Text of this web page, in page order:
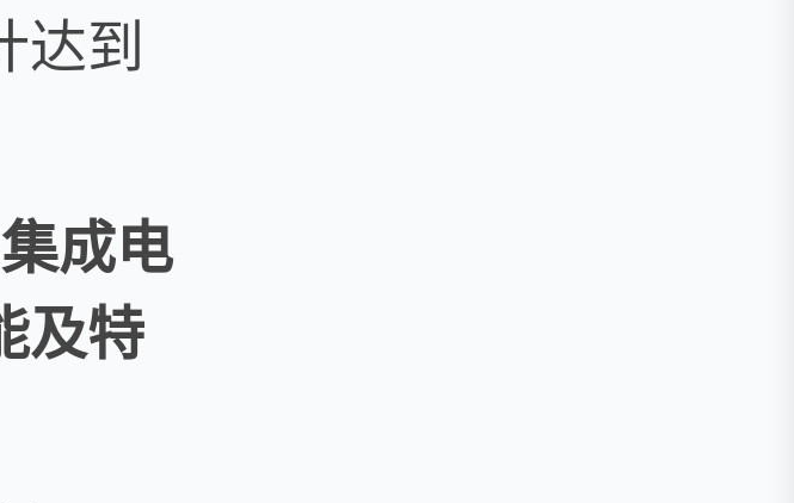
达到
成电
及特